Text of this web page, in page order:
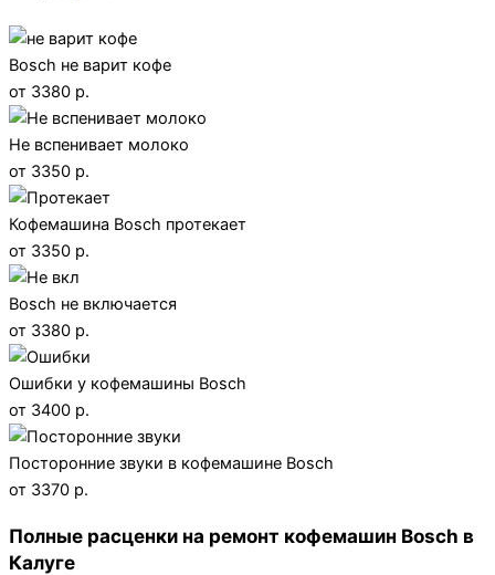
Bosch не варит кофе
от 3380 р.
Не вспенивает молоко
от 3350 р.
Кофемашина Bosch протекает
от 3350 р.
Bosch не включается
от 3380 р.
Ошибки у кофемашины Bosch
от 3400 р.
Посторонние звуки в кофемашине Bosch
от 3370 р.
Полные расценки на ремонт кофемашин Bosch в
Калуге